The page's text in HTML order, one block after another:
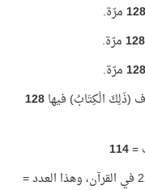
128مرّة.
128مرّة.
128مرّة.
(ذَلِكَ الْكِتَابُ) فيها128
=
114